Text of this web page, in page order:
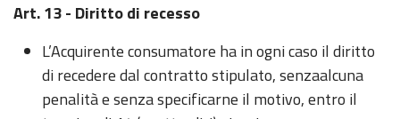
Art. 13 - Diritto di recesso
L’Acquirente consumatore ha in ogni caso il diritto
di recedere dal contratto stipulato, senzaalcuna
penalità e senza specificarne il motivo, entro il